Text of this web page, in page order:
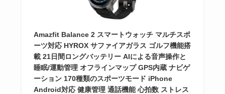
Amazfit Balance 2 スマートウォッチ マルチスポ
ーツ対応 HYROX サファイアガラス ゴルフ機能搭
載 21日間ロングバッテリー AIによる音声操作と
睡眠/運動管理 オフラインマップ GPS内蔵 ナビゲ
ーション 170種類のスポーツモード iPhone
Android対応 健康管理 通話機能 心拍数 ストレス